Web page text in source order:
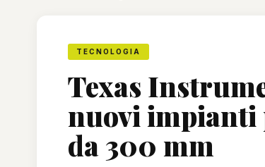
TECNOLOGIA
Texas
nuovi impianti
da 300 mm